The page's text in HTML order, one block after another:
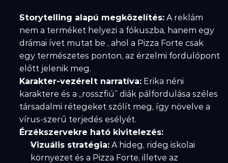
Storytelling alapú megközelítés: A reklám
nem a terméket helyezi a fókuszba, hanem egy
drámai ívet mutat be , ahol a Pizza Forte csak
egy természetes ponton, az érzelmi fordulópont
előtt jelenik meg.
Karakter-vezérelt narratíva: Erika néni
karaktere és a „rosszfiú” diák pálfordulása széles
társadalmi rétegeket szólít meg, így növelve a
vírus-szerű terjedés esélyét.
Érzékszervekre ható kivitelezés:
Vizuális stratégia: A hideg, rideg iskolai
környezet és a Pizza Forte, illetve az